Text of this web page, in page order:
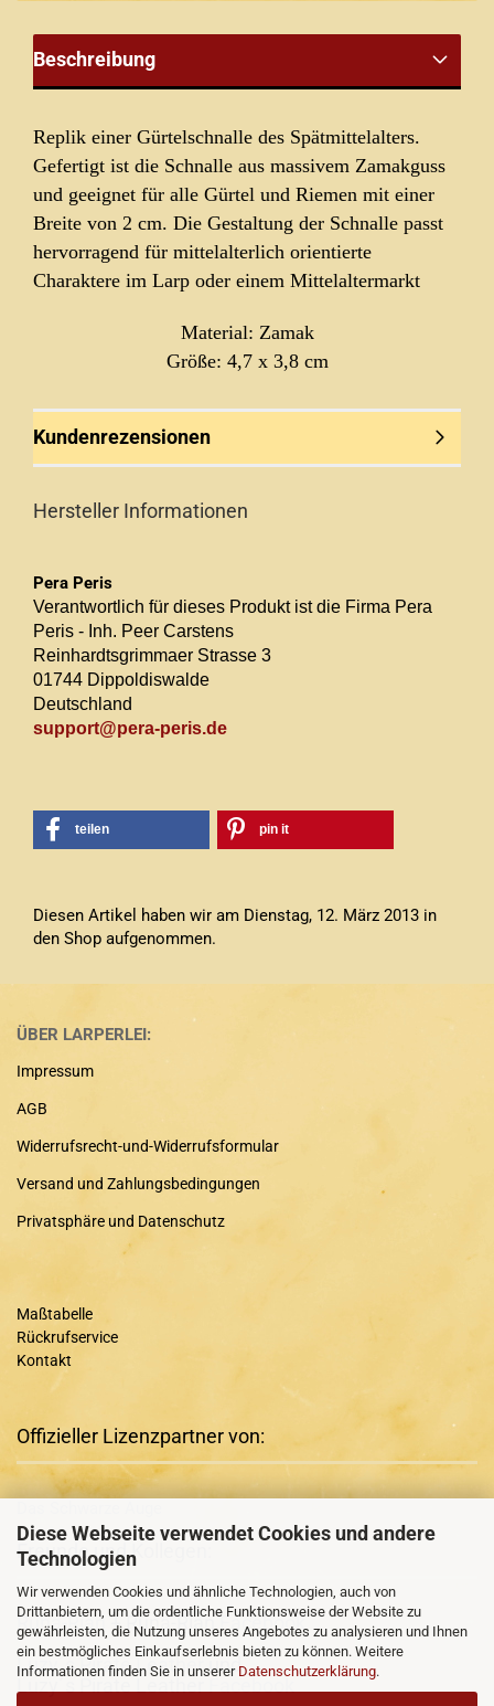
Diese Webseite verwendet Cookies und andere
Technologien
Wir verwenden Cookies und ähnliche Technologien, auch von
Drittanbietern, um die ordentliche Funktionsweise der Website zu
gewährleisten, die Nutzung unseres Angebotes zu analysieren und Ihnen
ein bestmögliches Einkaufserlebnis bieten zu können. Weitere
Informationen finden Sie in unserer Datenschutzerklärung.
Beschreibung
Replik einer Gürtelschnalle des Spätmittelalters.
Gefertigt ist die Schnalle aus massivem Zamakguss
und geeignet für alle Gürtel und Riemen mit einer
Breite von 2 cm. Die Gestaltung der Schnalle passt
hervorragend für mittelalterlich orientierte
Charaktere im Larp oder einem Mittelaltermarkt
Material: Zamak
Größe: 4,7 x 3,8 cm
Kundenrezensionen
Hersteller Informationen
Pera Peris
Verantwortlich für dieses Produkt ist die Firma Pera
Peris - Inh. Peer Carstens
Reinhardtsgrimmaer Strasse 3
01744 Dippoldiswalde
Deutschland
support@pera-peris.de
teilen pin it
Diesen Artikel haben wir am Dienstag, 12. März 2013 in
den Shop aufgenommen.
ÜBER LARPERLEI:
Impressum
AGB
Widerrufsrecht-und-Widerrufsformular
Versand und Zahlungsbedingungen
Privatsphäre und Datenschutz
Maßtabelle
Rückrufservice
Kontakt
Offizieller Lizenzpartner von:
Freunde und Kollegen:
Runa-Rian + Runa-RianFacebook
Luzy´s Pirate Leatherund